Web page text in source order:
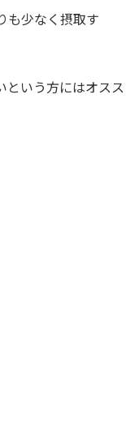
も少なく摂取す
という方にはオスス